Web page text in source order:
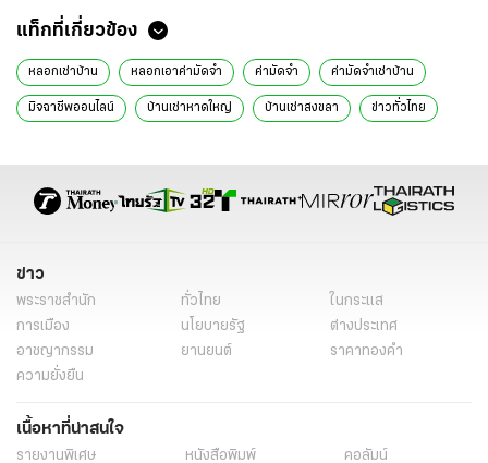
แท็กที่เกี่ยวข้อง
หลอกเช่าบ้าน หลอกเอาค่ามัดจำ ค่ามัดจำ ค่ามัดจำเช่าบ้าน
มิจฉาชีพออนไลน์ บ้านเช่าหาดใหญ่ บ้านเช่าสงขลา ข่าวทั่วไทย
ข่าว
พระราชสำนัก ทั่วไทย
ในกระแส
การเมือง
นโยบายรัฐ
ต่างประเทศ
อาชญากรรม
ยานยนต์
ราคาทองคำ
ความยั่งยืน
เนื้อหาที่น่าสนใจ
รายงานพิเศษ หนังสือพิมพ์
คอลัมน์